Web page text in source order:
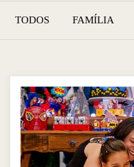
TODOS FAMÍLIA